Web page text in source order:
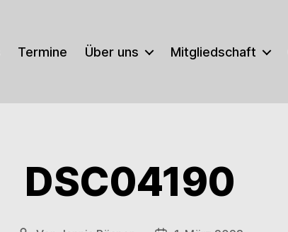
Termine Über uns Mitgliedschaft
DSC04190